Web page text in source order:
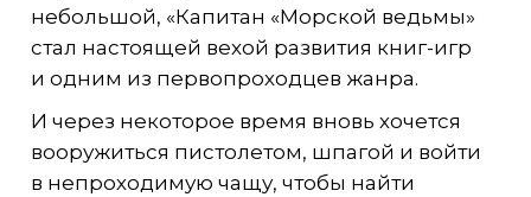
небольшой, «Капитан «Морской ведьмы»
стал настоящей вехой развития книг-игр
и одним из первопроходцев жанра.
И через некоторое время вновь хочется
вооружиться пистолетом, шпагой и войти
в непроходимую чащу, чтобы найти